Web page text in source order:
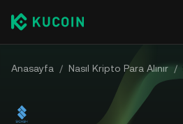
Anasayfa / Nasıl Kripto Para Alınır /